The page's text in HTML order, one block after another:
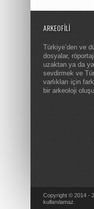
ARKEOFILI
Türkiye’den ve
dosyalar,
uzaktan ya da
sevdirmek ve
varlıkları için
bir arkeoloji
Copyright © 2014 -
kullanılamaz.